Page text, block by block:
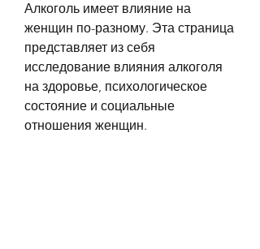
Алкоголь имеет влияние на
женщин по-разному. Эта страница
представляет из себя
исследование влияния алкоголя
на здоровье, психологическое
состояние и социальные
отношения женщин.